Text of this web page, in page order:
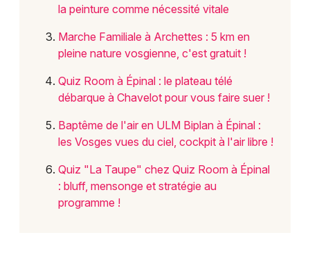
la peinture comme nécessité vitale
Marche Familiale à Archettes : 5 km en
pleine nature vosgienne, c'est gratuit !
Quiz Room à Épinal : le plateau télé
débarque à Chavelot pour vous faire suer !
Baptême de l'air en ULM Biplan à Épinal :
les Vosges vues du ciel, cockpit à l'air libre !
Quiz "La Taupe" chez Quiz Room à Épinal
: bluff, mensonge et stratégie au
programme !